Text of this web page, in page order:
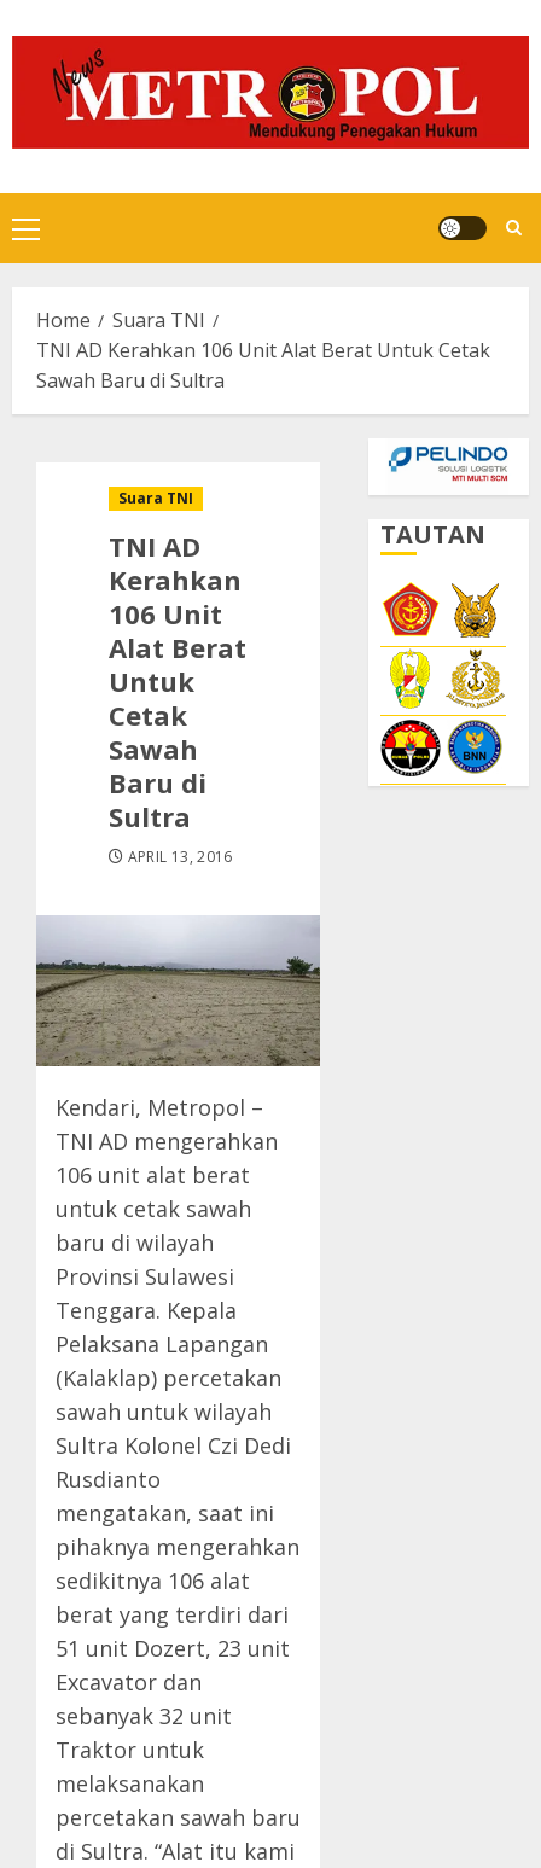
to
content
Primary
Menu
Home
Suara TNI
TNI AD Kerahkan 106 Unit Alat Berat Untuk Cetak
Sawah Baru di Sultra
Suara TNI
TNI AD
Kerahkan
106 Unit
Alat Berat
Untuk
Cetak
Sawah
Baru di
Sultra
APRIL 13, 2016
Kendari, Metropol –
TNI AD mengerahkan
106 unit alat berat
untuk cetak sawah
baru di wilayah
Provinsi Sulawesi
Tenggara. Kepala
Pelaksana Lapangan
(Kalaklap) percetakan
sawah untuk wilayah
Sultra Kolonel Czi Dedi
Rusdianto
mengatakan, saat ini
pihaknya mengerahkan
sedikitnya 106 alat
berat yang terdiri dari
51 unit Dozert, 23 unit
Excavator dan
sebanyak 32 unit
Traktor untuk
melaksanakan
percetakan sawah baru
di Sultra. “Alat itu kami
TAUTAN